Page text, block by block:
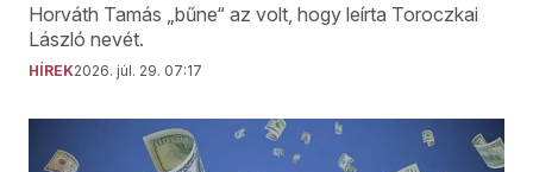
Horváth Tamás „bűne“ az volt, hogy leírta Toroczkai
László nevét.
HÍREK2026. júl. 29. 07:17